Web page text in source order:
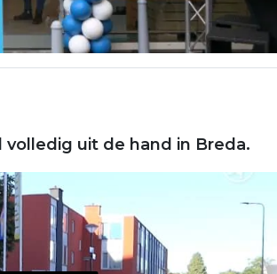
uit de hand in Breda.